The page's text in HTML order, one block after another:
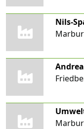
Nils-